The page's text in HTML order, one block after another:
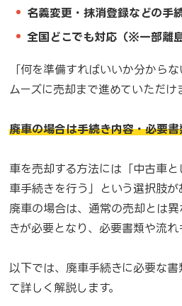
名義変更・抹消登録などの手
全国どこでも対応（※一部離
「何を準備すればいいか分から
ムーズに売却まで進めていただけ
廃車の場合は手続き内容・必要書
車を売却する方法には「中古車
車手続きを行う」という選択肢が
廃車の場合は、通常の売却とは
きが必要となり、必要書類や流れ
以下では、廃車手続きに必要な
て詳しく解説します。